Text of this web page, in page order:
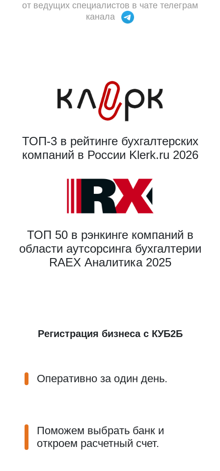
от ведущих специалистов в чате телеграм
канала
ТОП-3 в рейтинге бухгалтерских
компаний в России Klerk.ru 2026
ТОП 50 в рэнкинге компаний в
области аутсорсинга бухгалтерии
RAEX Аналитика 2025
Регистрация бизнеса с КУБ2Б
Оперативно за один день.
Поможем выбрать банк и
откроем расчетный счет.